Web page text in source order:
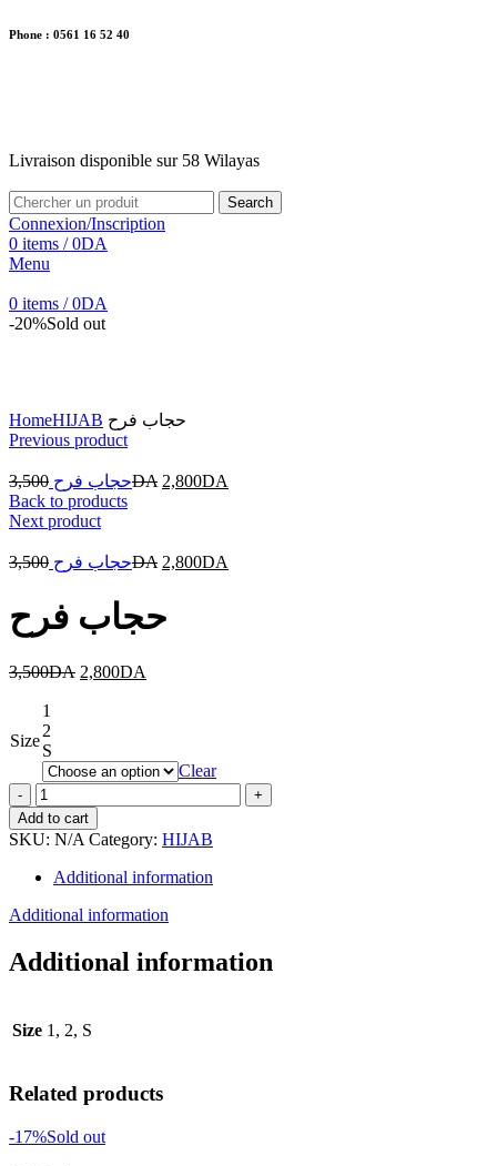
Phone : 0561 16 52 40
Livraison disponible sur 58 Wilayas
Search
Connexion/Inscription
0 items / 0DA
Menu
0 items / 0DA
-20%Sold out
HomeHIJAB حجاب فرح
Previous product
حجاب فرح 3,500 DA 2,800DA
Back to products
Next product
حجاب فرح 3,500 DA 2,800DA
حجاب فرح
3,500DA 2,800DA
Size
1
2
S
Clear
حجاب
فرح
quantity
Add to cart
SKU: N/A Category: HIJAB
Additional information
Additional information
Additional information
Size 1, 2, S
Related products
-17%Sold out